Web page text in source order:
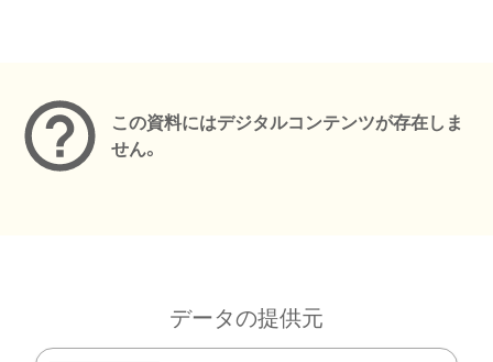
この資料にはデジタルコンテンツが存在しま
せん。
データの提供元